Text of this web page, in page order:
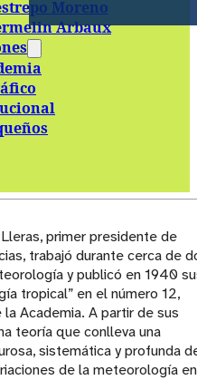
Moreno
Arbaux
primer presidente de
trabajó durante cerca de
y publicó en 1940
tropical” en el número 12,
Academia. A partir de sus
teoría que conlleva una
sistemática y profunda
de la meteorología en